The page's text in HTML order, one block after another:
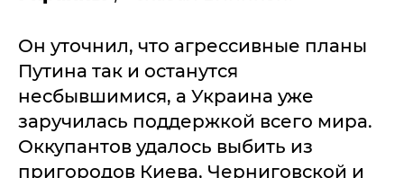
Он уточнил, что агрессивные планы
Путина так и останутся
несбывшимися, а Украина уже
заручилась поддержкой всего мира.
Оккупантов удалось выбить из
пригородов Киева, Черниговской и